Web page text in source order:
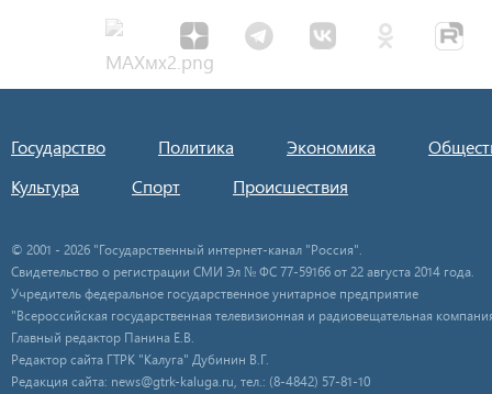
Государство Политика Экономика
Культура
Спорт Происшествия
© 2001 - 2026 "Государственный интернет-канал "Россия".
Свидетельство о регистрации СМИ Эл № ФС 77-59166 от 22 августа 2014 года.
Учредитель федеральное государственное унитарное предприятие
"Всероссийская государственная телевизионная и радиовещательная
Главный редактор Панина Е.В.
Редактор сайта ГТРК "Калуга" Дубинин В.Г.
Редакция сайта: news@gtrk-kaluga.ru, тел.: (8-4842) 57-81-10